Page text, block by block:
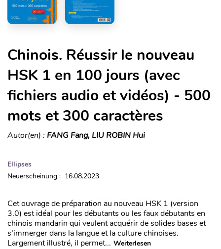
Chinois. Réussir le nouveau
HSK 1 en 100 jours (avec
fichiers audio et vidéos) - 500
mots et 300 caractères
Autor(en) : FANG Fang, LIU ROBIN Hui
Ellipses
Neuerscheinung : 16.08.2023
Cet ouvrage de préparation au nouveau HSK 1 (version
3.0) est idéal pour les débutants ou les faux débutants en
chinois mandarin qui veulent acquérir de solides bases et
s’immerger dans la langue et la culture chinoises.
Largement illustré, il permet... Weiterlesen